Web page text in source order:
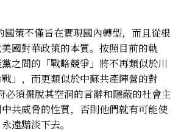
國策不僅旨在實現國內轉型，而且從根
國對華政策的本質。按照目前的軌
之間的「戰略競爭」將不再類似於川
」，而更類似於中蘇共產陣營的對
必須擺脫其空洞的言辭和隱蔽的社會主
共威脅的性質，否則他們就有可能使
遠黯淡下去。